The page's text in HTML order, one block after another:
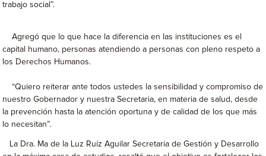
trabajo social”.
Agregó que lo que hace la diferencia en las instituciones es el
capital humano, personas atendiendo a personas con pleno respeto a
los Derechos Humanos.
“Quiero reiterar ante todos ustedes la sensibilidad y compromiso de
nuestro Gobernador y nuestra Secretaria, en materia de salud, desde
la prevención hasta la atención oportuna y de calidad de los que más
lo necesitan”.
La Dra. Ma de la Luz Ruíz Aguilar Secretaria de Gestión y Desarrollo